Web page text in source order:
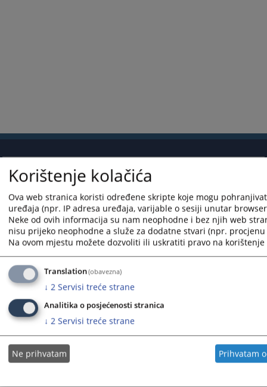
Korisni linkovi
Pomoć za korištenje
Mapa stranice
Redizajn web stranice je finansirala Evropska unija. Za njen sadržaj isključivo je odgovorno
Visoko sudsko i tužilačko vijeće BiH i ona ne odražava nužno stavove Evropske unije.
© 2021 Visoko sudsko i tužilačko vijeće
Korištenje kolačića
Ova web stranica koristi određene skripte koje mogu
uređaja (npr. IP adresa uređaja, varijable o sesiji unutar
Neke od ovih informacija su nam neophodne i bez njih web
nisu prijeko neophodne a služe za dodatne stvari (npr.
Na ovom mjestu možete dozvoliti ili uskratiti pravo na
Translation(obavezna)
↓ 2 Servisi treće strane
Analitika o posjećenosti stranica
↓ 2 Servisi treće strane
Ne prihvatam Prihvatam